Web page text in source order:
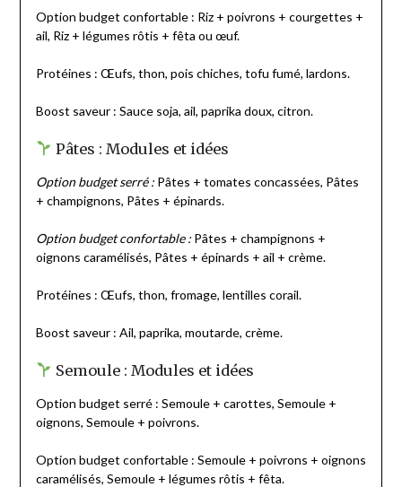
Option budget confortable : Riz + poivrons + courgettes +
ail, Riz + légumes rôtis + fêta ou œuf.
Protéines : Œufs, thon, pois chiches, tofu fumé, lardons.
Boost saveur : Sauce soja, ail, paprika doux, citron.
Pâtes : Modules et idées
Option budget serré : Pâtes + tomates concassées, Pâtes
+ champignons, Pâtes + épinards.
Option budget confortable :Pâtes + champignons +
oignons caramélisés, Pâtes + épinards + ail + crème.
Protéines : Œufs, thon, fromage, lentilles corail.
Boost saveur : Ail, paprika, moutarde, crème.
Semoule : Modules et idées
Option budget serré : Semoule + carottes, Semoule +
oignons, Semoule + poivrons.
Option budget confortable : Semoule + poivrons + oignons
caramélisés, Semoule + légumes rôtis + fêta.